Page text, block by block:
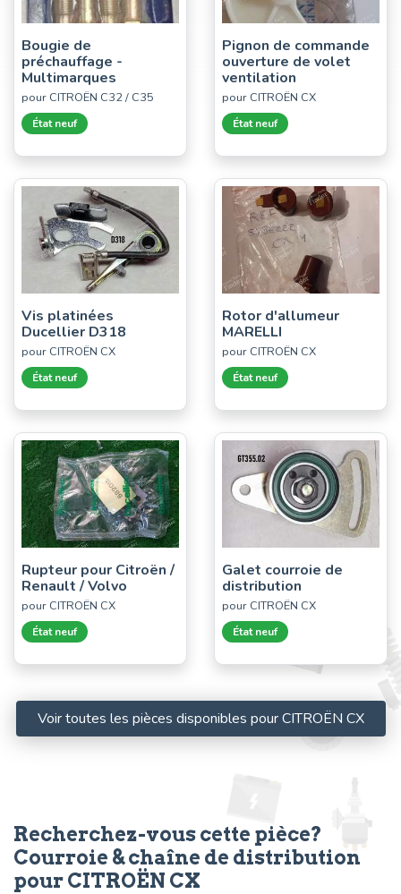
Bougie de
préchauffage -
Multimarques
pour CITROËN C32 / C35
État neuf
Pignon de commande
ouverture de volet
ventilation
pour CITROËN CX
État neuf
Vis platinées
Ducellier D318
pour CITROËN CX
État neuf
Rotor d'allumeur
MARELLI
pour CITROËN CX
État neuf
Rupteur pour Citroën /
Renault / Volvo
pour CITROËN CX
État neuf
Galet courroie de
distribution
pour CITROËN CX
État neuf
Voir toutes les pièces disponibles pour CITROËN CX
Recherchez-vous cette pièce?
Courroie & chaîne de distribution
pour CITROËN CX